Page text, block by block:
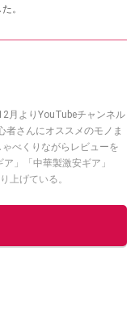
。
月よりYouTubeチャンネル
者さんにオススメのモノま
べくりながらレビューを
」「中華製激安ギア」
上げている。
ストの他の記事を読む